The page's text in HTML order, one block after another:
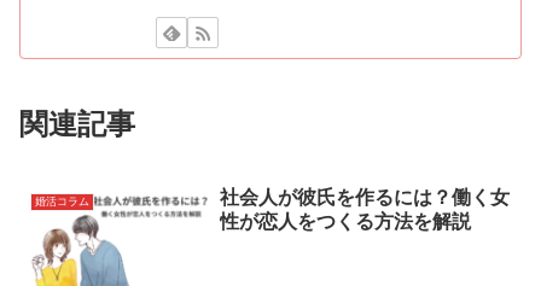
関連記事
婚活コラム
社会人が彼氏を作るには？働く女
性が恋人をつくる方法を解説